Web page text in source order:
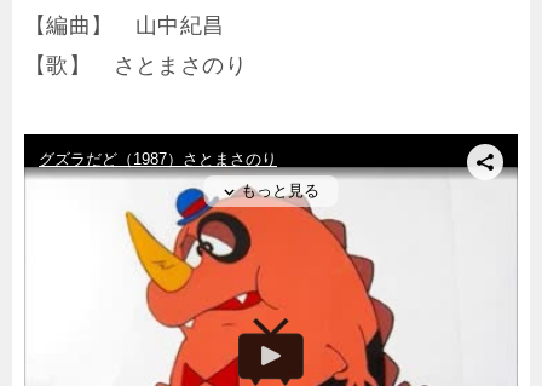
【編曲】 山中紀昌
【歌】 さとまさのり